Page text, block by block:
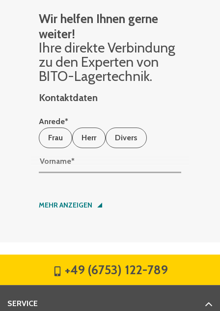
Wir helfen Ihnen gerne
weiter!
Ihre di­rek­te Ver­bin­dung
zu den Ex­per­ten von
BITO-La­ger­tech­nik.
Kontaktdaten
Anrede*
Frau
Herr Divers
Vorname*
Nachname*
MEHR ANZEIGEN
+49 (6753) 122-789
SERVICE